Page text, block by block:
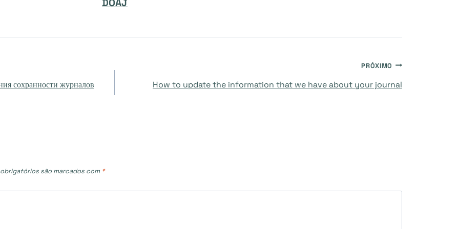
DOAJ
сохранности журналов
PRÓXIMO
How to update the information that we have about your journal
obrigatórios são marcados com *